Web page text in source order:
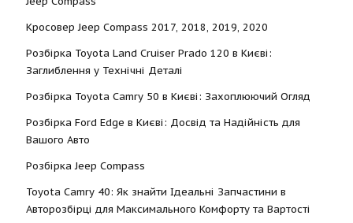
Кросовер Jeep Compass 2017, 2018, 2019, 2020
Розбірка Toyota Land Cruiser Prado 120 в Києві:
Заглиблення у Технічні Деталі
Розбірка Toyota Camry 50 в Києві: Захоплюючий Огляд
Розбірка Ford Edge в Києві: Досвід та Надійність для
Вашого Авто
Розбірка Jeep Compass
Toyota Camry 40: Як знайти Ідеальні Запчастини в
Авторозбірці для Максимального Комфорту та Вартості